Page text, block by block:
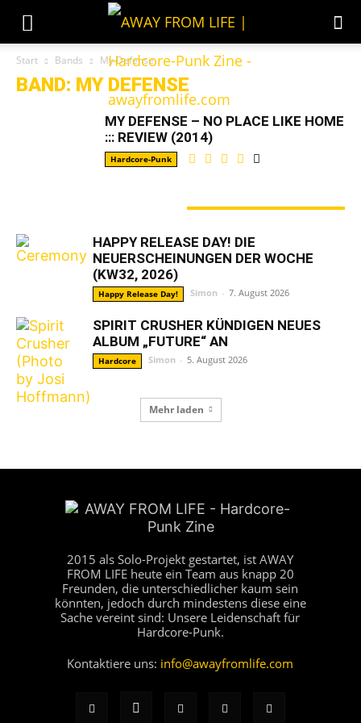
Start Bands My Defense
BAND: MY DEFENSE
MY DEFENSE – NO PLACE LIKE HOME
::: REVIEW (2014)
Hardcore-Punk
HAPPY RELEASE DAY! DIE
NEUERSCHEINUNGEN DER WOCHE
(KW32, 2026)
Happy Release Day! Simon - 7. August 2026
SPIRIT CRUSHER KÜNDIGEN NEUES
ALBUM „FUTURE“ AN
Hardcore Simon - 5. August 2026
Mehr laden
2015 als Solo-Projekt gestartet, ist AWAY
FROM LIFE heute ein Team aus knapp 20
Freunden, die unterschiedlicher kaum sein
könnten, jedoch durch mindestens diese eine
Sache vereint sind: Unsere Leidenschaft für
Hardcore-Punk.
Kontaktiere uns: info@awayfromlife.com